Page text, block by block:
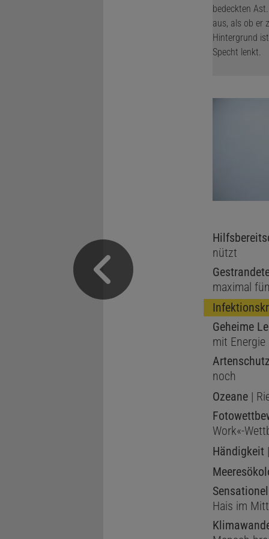
nützt
maximal
Geheime
mit Energie
noch
Ozeane|
Work«-
Händigkeit
Hais im